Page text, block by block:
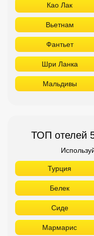
Као Лак
Вьетнам
Фантьет
Шри Ланка
Мальдивы
ТОП отелей
Турция
Белек
Сиде
Мармарис